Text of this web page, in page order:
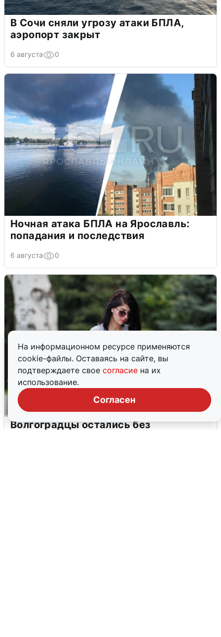
На информационном ресурсе применяются
cookie-файлы. Оставаясь на сайте, вы
подтверждаете свое согласие на их
использование.
Согласен
В Сочи сняли угрозу атаки БПЛА,
аэропорт закрыт
6 августа 0
Ночная атака БПЛА на Ярославль:
попадания и последствия
6 августа 0
Волгоградцы остались без